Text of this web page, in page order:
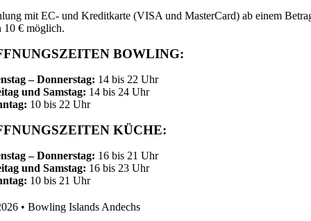
mit EC- und Kreditkarte (VISA und MasterCard) ab einem
10 € möglich.
BOWLING:
– Donnerstag: 14 bis 22 Uhr
und Samstag: 14 bis 24 Uhr
10 bis 22 Uhr
KÜCHE:
– Donnerstag: 16 bis 21 Uhr
und Samstag: 16 bis 23 Uhr
10 bis 21 Uhr
• Bowling Islands Andechs